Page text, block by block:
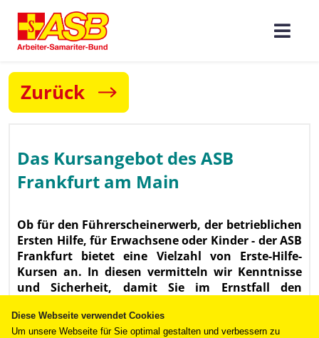
Zurück
Diese Webseite verwendet Cookies
Um unsere Webseite für Sie optimal gestalten und verbessern zu